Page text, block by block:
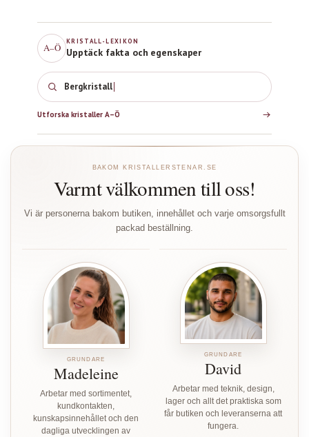
A–Ö
KRISTALL-LEXIKON
Upptäck fakta och egenskaper
Bergkristall
Utforska kristaller A–Ö
BAKOM KRISTALLERSTENAR.SE
Varmt välkommen till oss!
Vi är personerna bakom butiken, innehållet och varje omsorgsfullt
packad beställning.
GRUNDARE
Madeleine
Arbetar med sortimentet,
kundkontakten,
kunskapsinnehållet och den
dagliga utvecklingen av
GRUNDARE
David
Arbetar med teknik, design,
lager och allt det praktiska som
får butiken och leveranserna att
fungera.